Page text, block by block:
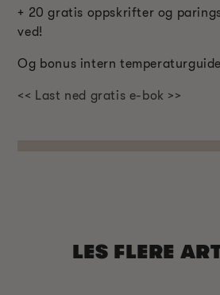
+ 20 gratis oppskrifter og
ved!
Og bonus intern
<< Last ned gratis e-bok >>
LES FLERE